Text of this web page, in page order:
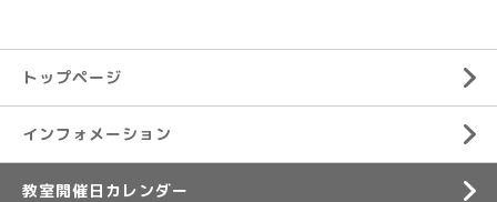
トップページ
インフォメーション
教室開催日カレンダー